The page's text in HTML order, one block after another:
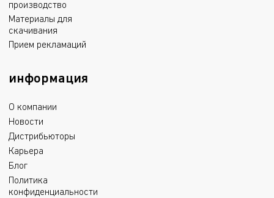
производство
Материалы для
скачивания
Прием рекламаций
информация
О компании
Новости
Дистрибьюторы
Карьера
Блог
Политика
конфиденциальности